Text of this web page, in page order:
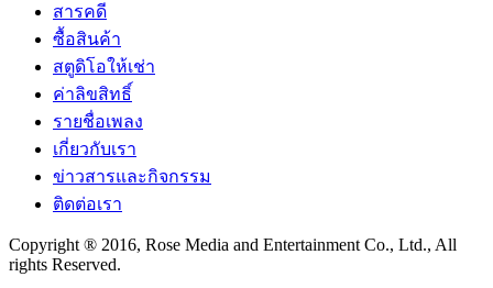
สารคดี
ซื้อสินค้า
สตูดิโอให้เช่า
ค่าลิขสิทธิ์
รายชื่อเพลง
เกี่ยวกับเรา
ข่าวสารและกิจกรรม
ติดต่อเรา
Copyright ® 2016, Rose Media and Entertainment Co., Ltd., All
rights Reserved.